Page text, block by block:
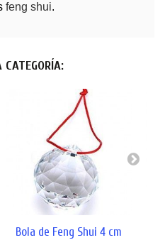
feng shui.
Bola de Feng Shui 4 cm